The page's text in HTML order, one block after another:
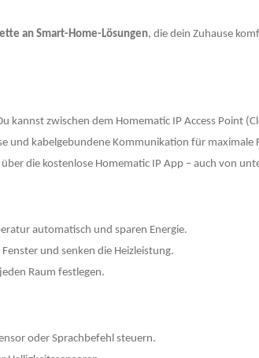
an Smart-Home-Lösungen, die dein Zuhause
kannst zwischen dem Homematic IP Access Point
und kabelgebundene Kommunikation für maximale
die kostenlose Homematic IP App – auch von
automatisch und sparen Energie.
und senken die Heizleistung.
Raum festlegen.
oder Sprachbefehl steuern.